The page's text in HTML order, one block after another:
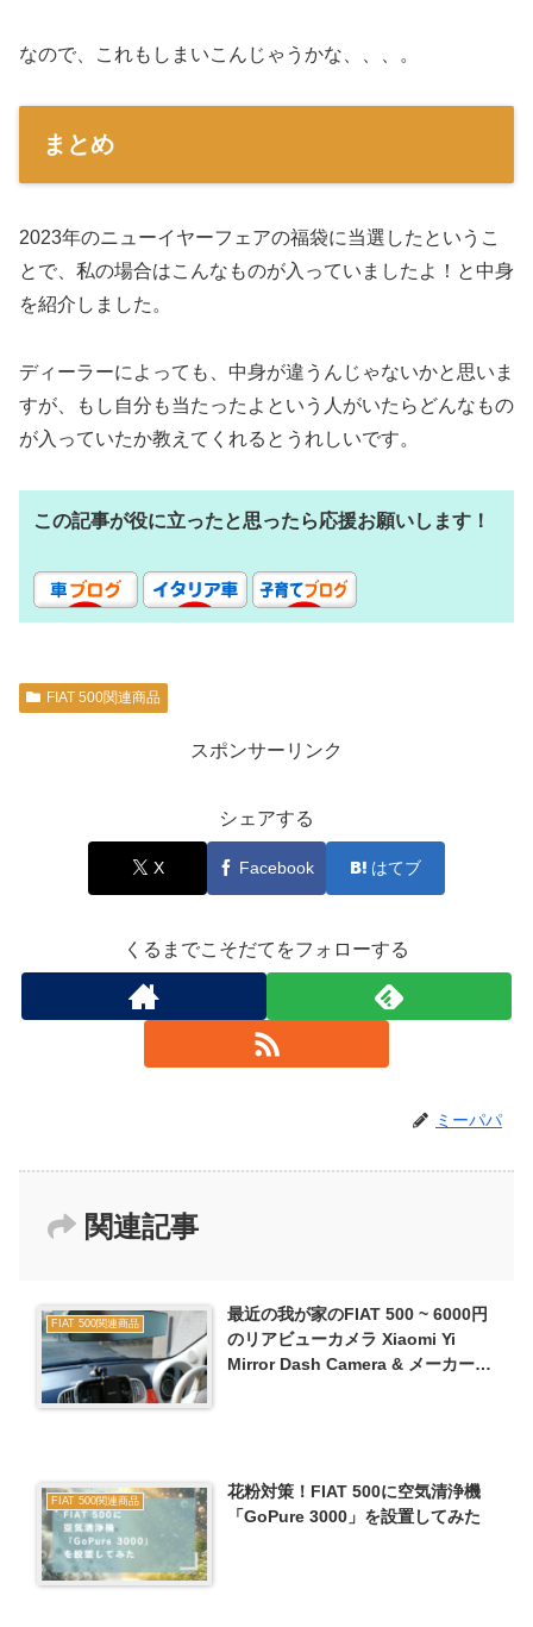
なので、これもしまいこんじゃうかな、、、。
まとめ
2023年のニューイヤーフェアの福袋に当選したというこ
とで、私の場合はこんなものが入っていましたよ！と中身
を紹介しました。
ディーラーによっても、中身が違うんじゃないかと思いま
すが、もし自分も当たったよという人がいたらどんなもの
が入っていたか教えてくれるとうれしいです。
この記事が役に立ったと思ったら応援お願いします！
FIAT 500関連商品
スポンサーリンク
シェアする
X Facebook はてブ
くるまでこそだてをフォローする
ミーパパ
関連記事
FIAT 500関連商品
最近の我が家のFIAT 500 ~ 6000円
のリアビューカメラ Xiaomi Yi
Mirror Dash Camera & メーカー不
FIAT 500関連商品
花粉対策！FIAT 500に空気清浄機
「GoPure 3000」を設置してみた